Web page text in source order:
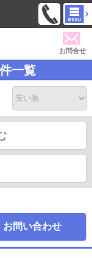
お問合せ
一覧
お問い合わせ